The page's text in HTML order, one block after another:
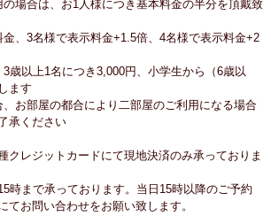
場合は、お1人様につき基本料金の半分を頂戴致
金、3名様で表示料金+1.5倍、4名様で表示料金+2
歳以上1名につき3,000円、小学生から（6歳以
ます
お部屋の都合により二部屋のご利用になる場合
承ください
クレジットカードにて現地決済のみ承っておりま
時まで承っております。当日15時以降のご予約
てお問い合わせをお願い致します。